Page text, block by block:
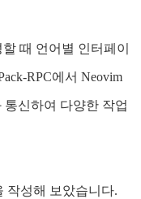
때 언어별 인터페이
RPC에서 Neovim
신하여 다양한 작업
작성해 보았습니다.